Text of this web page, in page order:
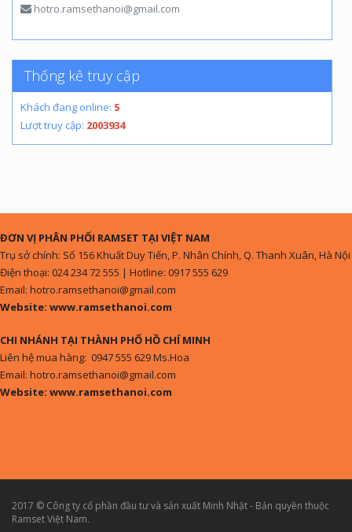
hotro.ramsethanoi@gmail.com
Thống kê truy cập
Khách đang online: 5
Lượt truy cập: 2003934
ĐƠN VỊ PHÂN PHỐI RAMSET TẠI VIỆT NAM
Trụ sở chính: Số 156 Khuất Duy Tiến, P. Nhân Chính, Q. Thanh Xuân, Hà Nội
Điện thoại: 024 234 72 555 | Hotline: 0917 555 629
Email: hotro.ramsethanoi@gmail.com
Website: www.ramsethanoi.com
CHI NHÁNH TẠI THÀNH PHỐ HỒ CHÍ MINH
Liên hệ mua hàng: 0947 555 629 Ms.Hoa
Email: hotro.ramsethanoi@gmail.com
Website: www.ramsethanoi.com
2017 © Công ty cổ phần đầu tư và sản xuất Minh Nhật - Bản quyền thuộc
Ramset Việt Nam.